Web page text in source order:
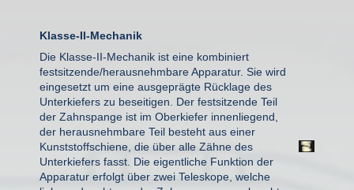
Klasse-II-Mechanik
Die Klasse-II-Mechanik ist eine kombiniert
festsitzende/herausnehmbare Apparatur. Sie wird
eingesetzt um eine ausgeprägte Rücklage des
Unterkiefers zu beseitigen. Der festsitzende Teil
der Zahnspange ist im Oberkiefer innenliegend,
der herausnehmbare Teil besteht aus einer
Kunststoffschiene, die über alle Zähne des
Unterkiefers fasst. Die eigentliche Funktion der
Apparatur erfolgt über zwei Teleskope, welche